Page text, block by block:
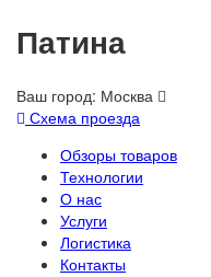
Патина
Ваш город: Москва
Схема проезда
Обзоры товаров
Технологии
О нас
Услуги
Логистика
Контакты